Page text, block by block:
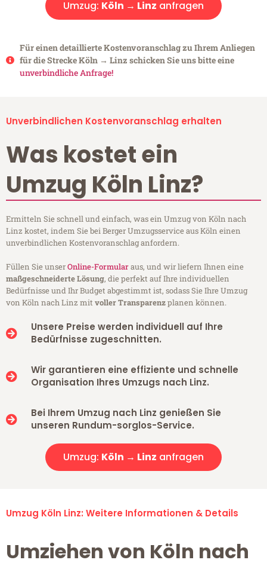
Umzug: Köln → Linz anfragen
Für einen detaillierte Kostenvoranschlag zu Ihrem Anliegen
für die Strecke Köln → Linz schicken Sie uns bitte eine
unverbindliche Anfrage!
Unverbindlichen Kostenvoranschlag erhalten
Was kostet ein
Umzug Köln Linz?
Ermitteln Sie schnell und einfach, was ein Umzug von Köln nach
Linz kostet, indem Sie bei Berger Umzugsservice aus Köln einen
unverbindlichen Kostenvoranschlag anfordern.
Füllen Sie unserOnline-Formularaus, und wir liefern Ihnen eine
maßgeschneiderte Lösung, die perfekt auf Ihre individuellen
Bedürfnisse und Ihr Budget abgestimmt ist, sodass Sie Ihre Umzug
von Köln nach Linz mitvoller Transparenzplanen können.
Unsere Preise werden individuell auf Ihre
Bedürfnisse zugeschnitten.
Wir garantieren eine effiziente und schnelle
Organisation Ihres Umzugs nach Linz.
Bei Ihrem Umzug nach Linz genießen Sie
unseren Rundum-sorglos-Service.
Umzug: Köln → Linz anfragen
Umzug Köln Linz: Weitere Informationen & Details
Umziehen von Köln nach